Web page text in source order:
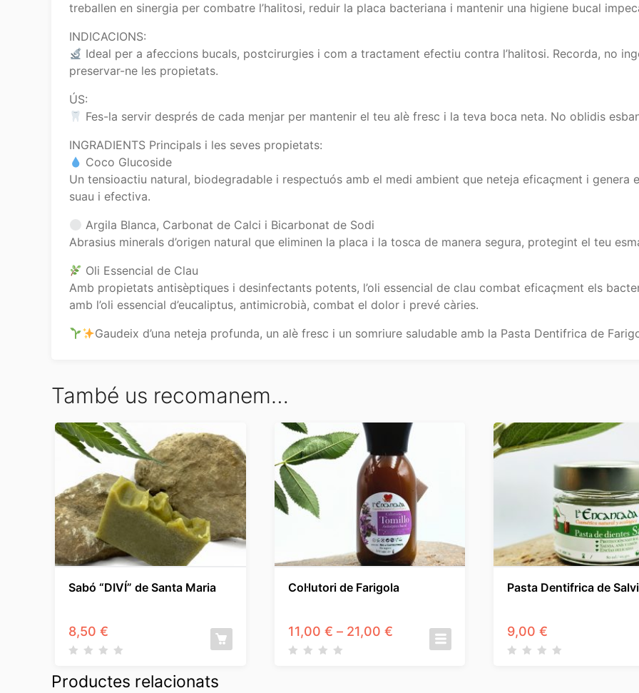
treballen en sinergia per combatre l’halitosi, reduir la placa bacteriana i mantenir una higiene bucal
INDICACIONS:
Ideal per a afeccions bucals, postcirurgies i com a tractament efectiu contra l’halitosi. Recorda, no
preservar-ne les propietats.
ÚS:
Fes-la servir després de cada menjar per mantenir el teu alè fresc i la teva boca neta. No oblidis
INGRADIENTS Principals i les seves propietats:
Coco Glucoside
Un tensioactiu natural, biodegradable i respectuós amb el medi ambient que neteja eficaçment i genera
suau i efectiva.
Argila Blanca, Carbonat de Calci i Bicarbonat de Sodi
Abrasius minerals d’origen natural que eliminen la placa i la tosca de manera segura, protegint el teu
Oli Essencial de Clau
Amb propietats antisèptiques i desinfectants potents, l’oli essencial de clau combat eficaçment els
amb l’oli essencial d’eucaliptus, antimicrobià, combat el dolor i prevé càries.
Gaudeix d’una neteja profunda, un alè fresc i un somriure saludable amb la Pasta Dentifrica de
També us recomanem…
Sabó “DIVÍ” de Santa Maria
8,50 €
Col·lutori de Farigola
11,00 € – 21,00 €Interval
Pasta Dentifrica de
9,00 €
Productes relacionats